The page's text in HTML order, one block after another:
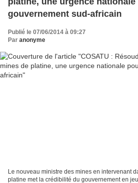
gouvernement sud-africain
Publié le 07/06/2014 à 09:27
Par anonyme
Le nouveau ministre des mines en intervenant
platine met la crédibilité du gouvernement en